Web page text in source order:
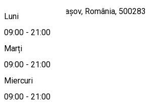
Luni
09:00 - 21:00
Marți
09:00 - 21:00
Miercuri
09:00 - 21:00
Str. Crişului 18, Braşov, România, 500283
Hartă